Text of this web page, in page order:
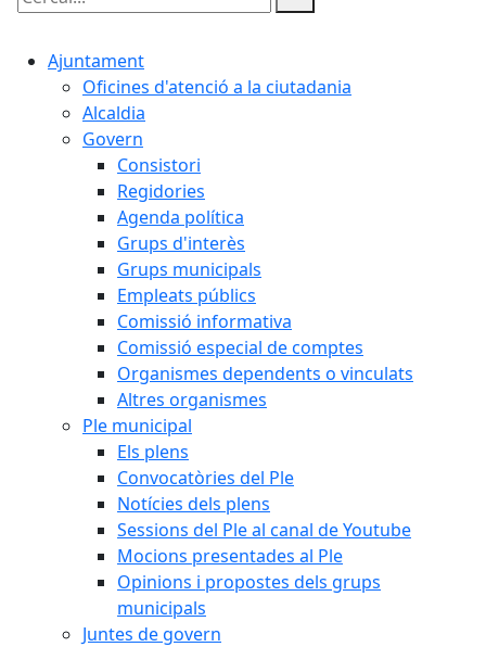
Cercar:
Ajuntament
Oficines d'atenció a la ciutadania
Alcaldia
Govern
Consistori
Regidories
Agenda política
Grups d'interès
Grups municipals
Empleats públics
Comissió informativa
Comissió especial de comptes
Organismes dependents o vinculats
Altres organismes
Ple municipal
Els plens
Convocatòries del Ple
Notícies dels plens
Sessions del Ple al canal de Youtube
Mocions presentades al Ple
Opinions i propostes dels grups
municipals
Juntes de govern